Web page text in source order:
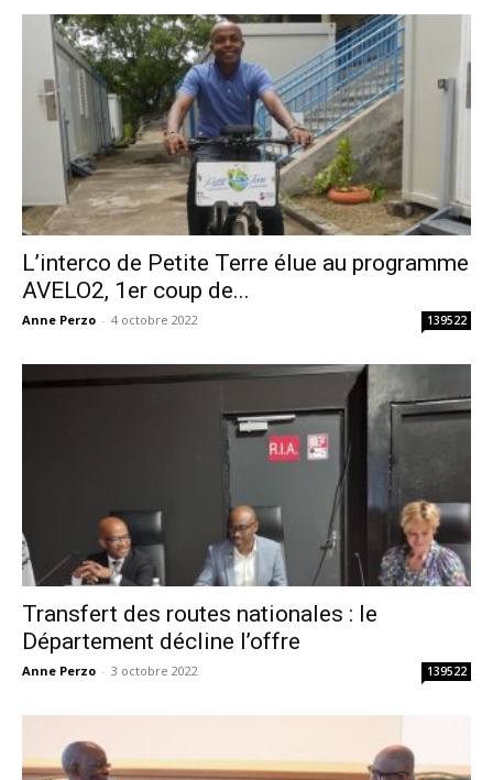
L’interco de Petite Terre élue au programme
AVELO2, 1er coup de...
Anne Perzo - 4 octobre 2022 139522
Transfert des routes nationales : le
Département décline l’offre
Anne Perzo - 3 octobre 2022 139522